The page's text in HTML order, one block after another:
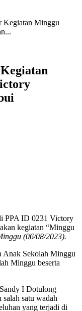
Kegiatan Minggu
PPA ID 0231 Victory
kegiatan “Minggu
(06/08/2023).
Anak Sekolah Minggu
Minggu beserta
I Dotulong
satu wadah
yang terjadi di